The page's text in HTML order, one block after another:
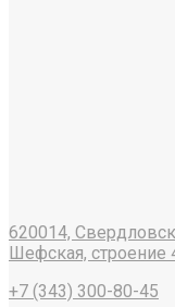
620014,
Шефская, строение
+7 (343) 300-80-45